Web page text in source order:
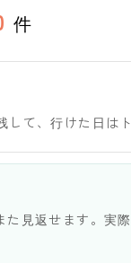
件
て、行けた日は
見返せます。実